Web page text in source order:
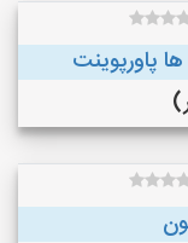
پاورپوینت